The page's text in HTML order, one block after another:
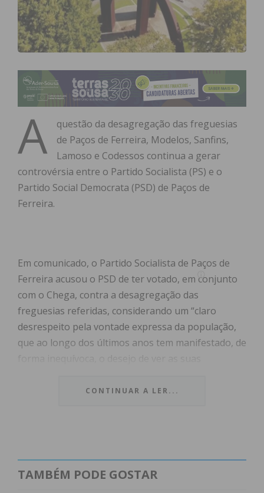
A
questão da desagregação das freguesias
de Paços de Ferreira, Modelos, Sanfins,
Lamoso e Codessos continua a gerar
controvérsia entre o Partido Socialista (PS) e o
Partido Social Democrata (PSD) de Paços de
Ferreira.
Em comunicado, o Partido Socialista de Paços de
Ferreira acusou o PSD de ter votado, em conjunto
com o Chega, contra a desagregação das
freguesias referidas, considerando um “claro
desrespeito pela vontade expressa da população,
que ao longo dos últimos anos tem manifestado, de
acusando os sociais democratas de “ignorar as
CONTINUAR A LER...
TAMBÉM PODE GOSTAR